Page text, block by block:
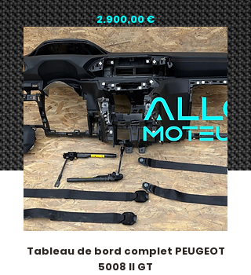
Pris
2.900,00 €
Tableau de bord complet PEUGEOT
5008 II GT